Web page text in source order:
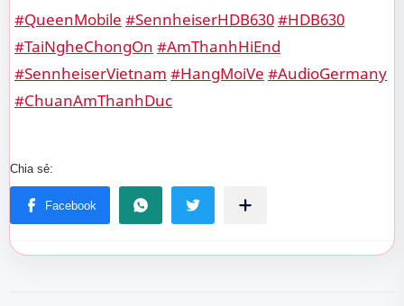
#QueenMobile #SennheiserHDB630#HDB630
#TaiNgheChongOn #AmThanhHiEnd
#SennheiserVietnam #HangMoiVe #AudioGermany
#ChuanAmThanhDuc